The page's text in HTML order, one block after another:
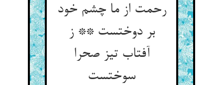
رحمت از ما چشم خود
بر دوختست ** ز
آفتاب تیز صحرا
سوختست